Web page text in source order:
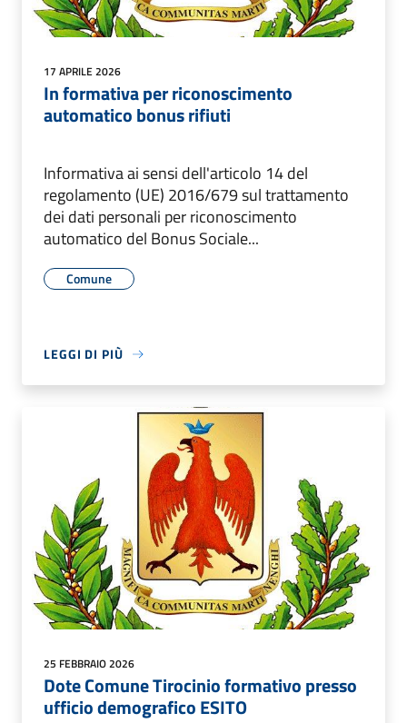
17 APRILE 2026
In formativa per riconoscimento
automatico bonus rifiuti
Informativa ai sensi dell'articolo 14 del
regolamento (UE) 2016/679 sul trattamento
dei dati personali per riconoscimento
automatico del Bonus Sociale...
Comune
LEGGI DI PIÙ
25 FEBBRAIO 2026
Dote Comune Tirocinio formativo presso
ufficio demografico ESITO